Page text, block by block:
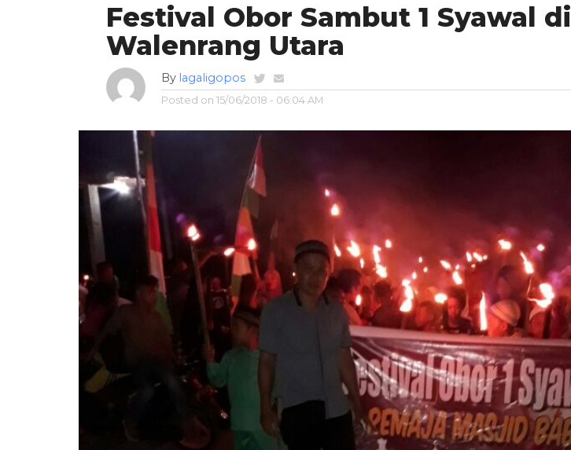
Festival Obor Sambut 1 Syawal di
Walenrang Utara
By lagaligopos
Posted on 15/06/2018 - 06:04 AM